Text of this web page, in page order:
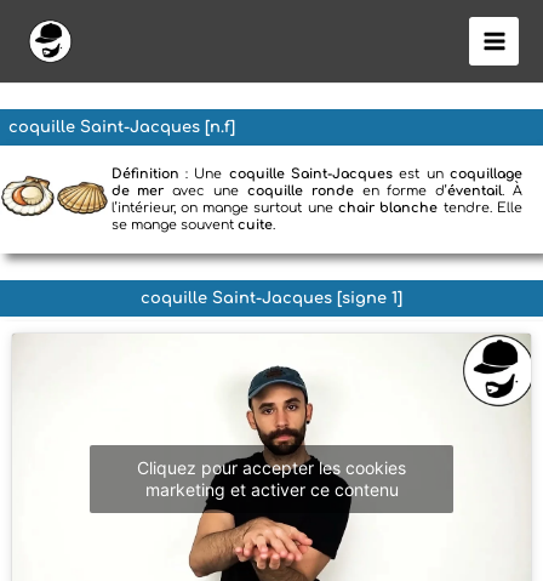
contenu
coquille Saint-Jacques [n.f]
Définition : Une coquille Saint-Jacquesest un coquillage
de mer avec une coquille rondeen forme d’éventail. À
l’intérieur, on mange surtout unechair blanche tendre. Elle
se mange souvent cuite.
coquille Saint-Jacques [signe 1]
Cliquez pour accepter les cookies
marketing et activer ce contenu